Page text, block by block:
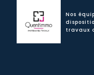
Nos
travaux